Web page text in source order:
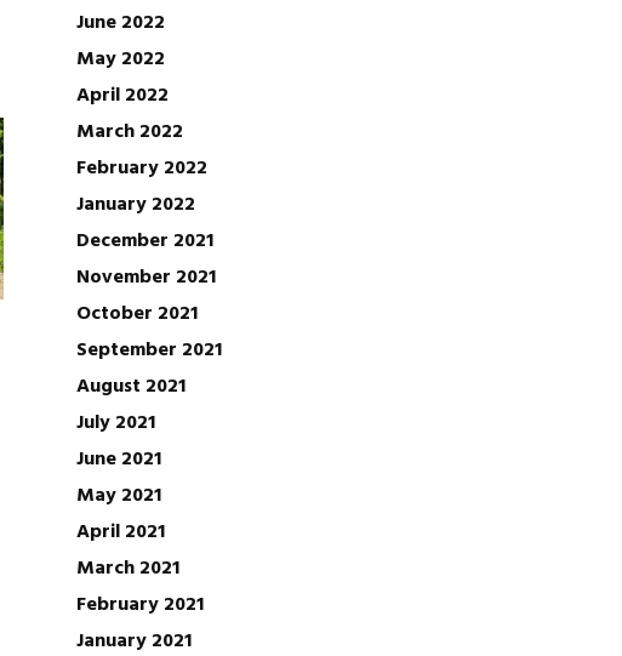
June 2022
May 2022
April 2022
March 2022
February 2022
January 2022
December 2021
November 2021
October 2021
September 2021
August 2021
July 2021
June 2021
May 2021
April 2021
March 2021
February 2021
January 2021